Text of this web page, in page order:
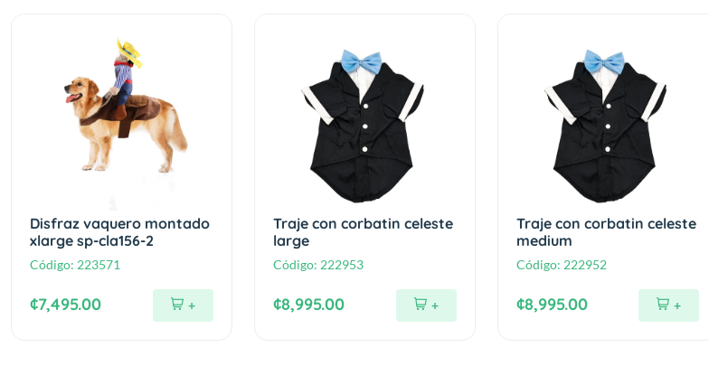
Disfraz vaquero montado
xlarge sp-cla156-2
Código: 223571
¢7,495.00 +
Traje con corbatin celeste
large
Código: 222953
¢8,995.00 +
Traje con corbatin celeste
medium
Código: 222952
¢8,995.00 +